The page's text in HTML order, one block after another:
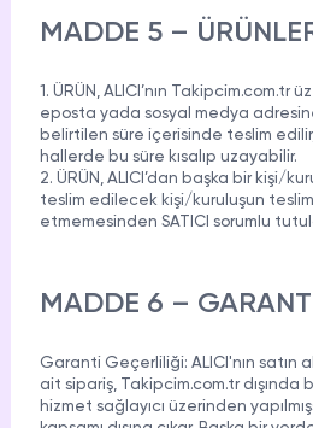
MADDE 5 –
1. ÜRÜN, ALICI’nın Takipcim.com.tr
eposta yada sosyal medya adresine
belirtilen süre içerisinde teslim
hallerde bu süre kısalıp uzayabilir.
2. ÜRÜN, ALICI’dan başka bir kişi/
teslim edilecek kişi/kuruluşun
etmemesinden SATICI sorumlu
MADDE 6 –
Garanti Geçerliliği: ALICI'nın satın
ait sipariş, Takipcim.com.tr
hizmet sağlayıcı üzerinden